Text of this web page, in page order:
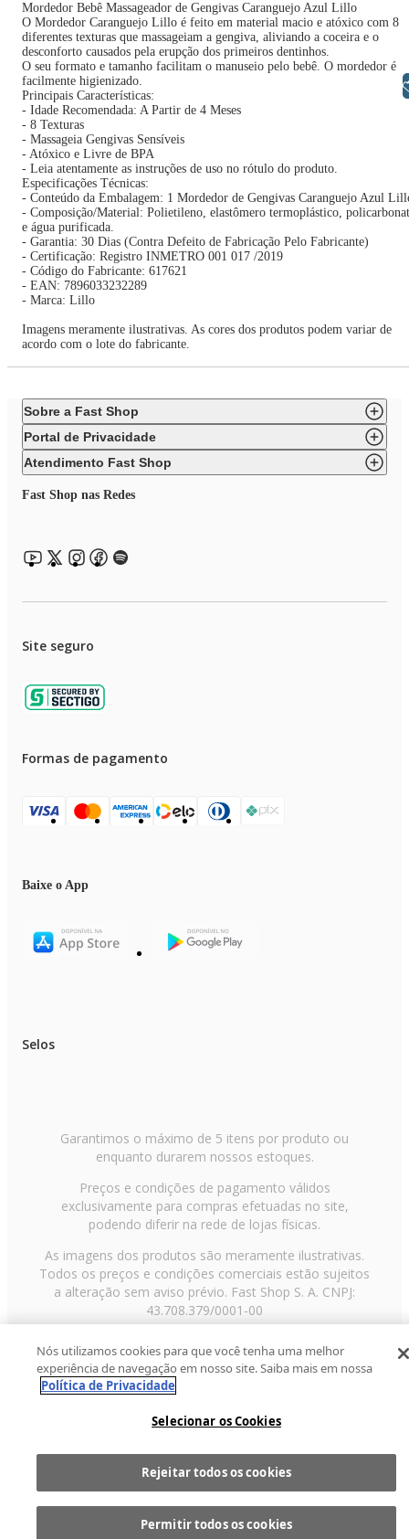
Comprar
Mordedor Bebê Massageador de Gengivas Caranguejo Azul Lillo
O Mordedor Caranguejo Lillo é feito em material macio e atóxico com 8
diferentes texturas que massageiam a gengiva, aliviando a coceira e o
desconforto causados pela erupção dos primeiros dentinhos.
O seu formato e tamanho facilitam o manuseio pelo bebê. O mordedor é
facilmente higienizado.
Principais Características:
- Idade Recomendada: A Partir de 4 Meses
- 8 Texturas
- Massageia Gengivas Sensíveis
- Atóxico e Livre de BPA
- Leia atentamente as instruções de uso no rótulo do produto.
Especificações Técnicas:
- Conteúdo da Embalagem: 1 Mordedor de Gengivas Caranguejo Azul
- Composição/Material: Polietileno, elastômero termoplástico,
e água purificada.
- Garantia: 30 Dias (Contra Defeito de Fabricação Pelo Fabricante)
- Certificação: Registro INMETRO 001 017 /2019
- Código do Fabricante: 617621
- EAN: 7896033232289
- Marca: Lillo
Imagens meramente ilustrativas. As cores dos produtos podem variar de
acordo com o lote do fabricante.
Sobre a Fast Shop
Portal de Privacidade
Atendimento Fast Shop
Fast Shop nas Redes
Site seguro
Formas de pagamento
Baixe o App
Selos
Garantimos o máximo de 5 itens por produto ou
enquanto durarem nossos estoques.
Preços e condições de pagamento válidos
exclusivamente para compras efetuadas no site,
podendo diferir na rede de lojas físicas.
As imagens dos produtos são meramente ilustrativas.
Todos os preços e condições comerciais estão sujeitos
a alteração sem aviso prévio. Fast Shop S. A. CNPJ:
43.708.379/0001-00
Paulo/SP, CEP 02029-001, Telefone: 11 3003-3728 ©
2013 Fast Shop - Todos os direitos reservadosRF
Nós utilizamos cookies para que você tenha uma melhor
experiência de navegação em nosso site. Saiba mais em nossa
Política de Privacidade
Selecionar os Cookies
Rejeitar todos os cookies
Permitir todos os cookies